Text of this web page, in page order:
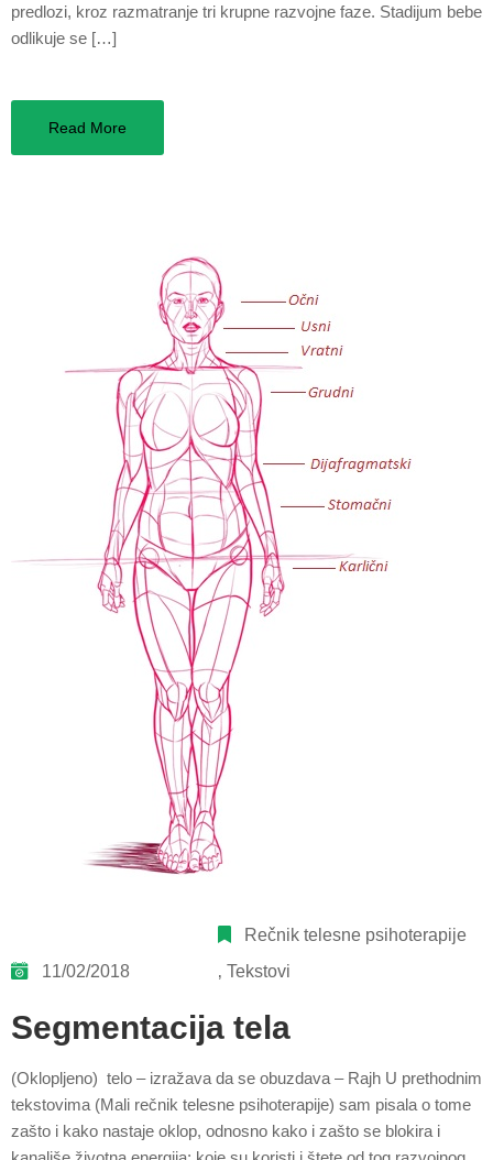
predlozi, kroz razmatranje tri krupne razvojne faze. Stadijum bebe
odlikuje se […]
Read More
11/02/2018
Rečnik telesne psihoterapije
‚Tekstovi
Segmentacija tela
(Oklopljeno) telo – izražava da se obuzdava – Rajh U prethodnim
tekstovima (Mali rečnik telesne psihoterapije) sam pisala o tome
zašto i kako nastaje oklop, odnosno kako i zašto se blokira i